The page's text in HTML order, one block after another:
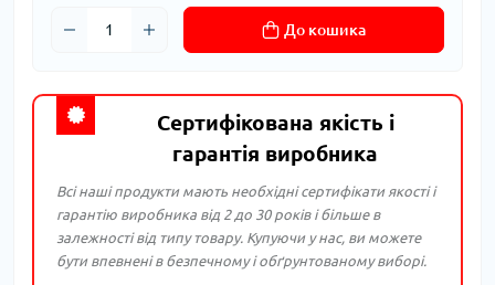
До кошика
Сертифікована якість і
гарантія виробника
Всі наші продукти мають необхідні сертифікати якості і
гарантію виробника від 2 до 30 років і більше в
залежності від типу товару. Купуючи у нас, ви можете
бути впевнені в безпечному і обґрунтованому виборі.